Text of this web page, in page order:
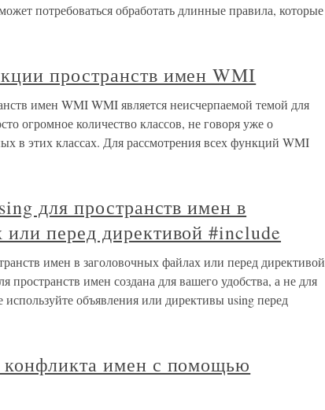
потребоваться обработать длинные правила, которые
пространств имен WMI
имен WMI WMI является неисчерпаемой темой для
огромное количество классов, не говоря уже о
в этих классах. Для рассмотрения всех функций WMI
для пространств имен в
или перед директивой #include
имен в заголовочных файлах или перед директивой
пространств имен создана для вашего удобства, а не для
объявления или директивы using перед
имен с помощью